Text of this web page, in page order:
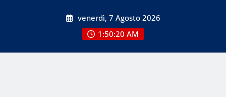
venerdì, 7 Agosto 2026
1:50:22 AM